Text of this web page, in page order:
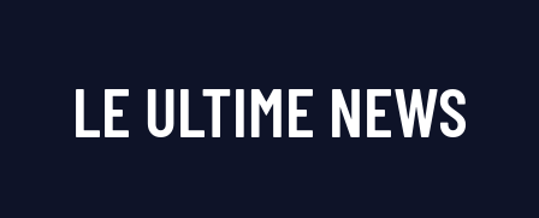
LE ULTIME NEWS